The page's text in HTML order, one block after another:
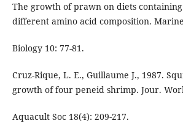
The growth of prawn on diets
different amino acid composition. Marine
Biology 10: 77-81.
Cruz-Rique, L. E., Guillaume J., 1987.
growth of four peneid shrimp. Jour.
Aquacult Soc 18(4): 209-217.